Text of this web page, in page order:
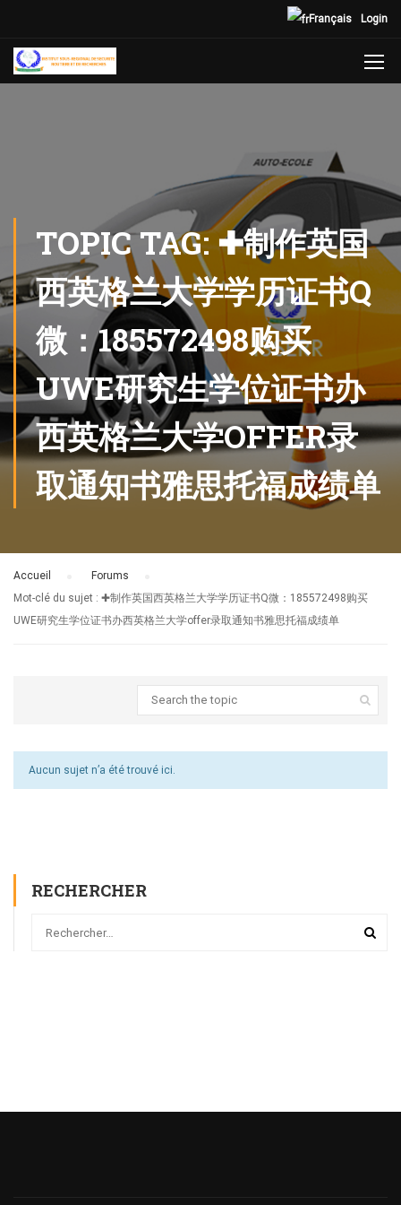
Login
Français
TOPIC TAG: ✚制作英国
西英格兰大学学历证书Q
微：185572498购买
UWE研究生学位证书办
西英格兰大学OFFER录
取通知书雅思托福成绩单
Accueil Forums
Mot-clé du sujet : ✚制作英国西英格兰大学学历证书Q微：185572498购买
UWE研究生学位证书办西英格兰大学offer录取通知书雅思托福成绩单
Aucun sujet n’a été trouvé ici.
RECHERCHER